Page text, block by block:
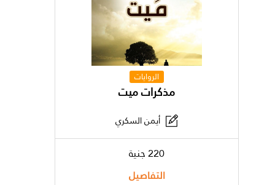
الروايات
مذكرات ميت
أيمن السكري
220 جنية
التفاصيل